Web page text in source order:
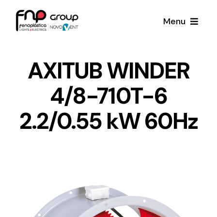
Menu
Noticias
Proyectos
AXITUB WINDER
4/8-710T-6
2.2/0.55 kW 60Hz